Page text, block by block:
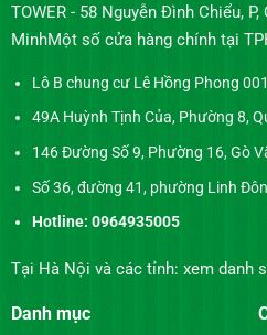
TOWER - 58 Nguyễn Đình Chiểu,
MinhMột số cửa hàng chính tại
Lô B chung cư Lê Hồng Phong
49A Huỳnh Tịnh Của, Phường 8,
146 Đường Số 9, Phường 16, Gò
Số 36, đường 41, phường Linh
Hotline: 0964935005
Tại Hà Nội và các tỉnh: xem danh
Danh mục